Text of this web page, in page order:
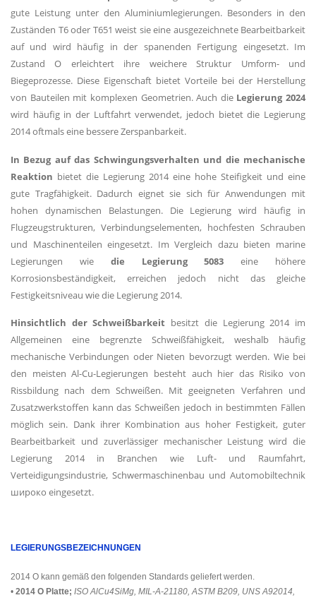
gute Leistung unter den Aluminiumlegierungen. Besonders in den
Zuständen T6 oder T651 weist sie eine ausgezeichnete Bearbeitbarkeit
auf und wird häufig in der spanenden Fertigung eingesetzt. Im
Zustand O erleichtert ihre weichere Struktur Umform- und
Biegeprozesse. Diese Eigenschaft bietet Vorteile bei der Herstellung
von Bauteilen mit komplexen Geometrien. Auch die Legierung 2024
wird häufig in der Luftfahrt verwendet, jedoch bietet die Legierung
2014 oftmals eine bessere Zerspanbarkeit.
In Bezug auf das Schwingungsverhalten und die mechanische
Reaktion bietet die Legierung 2014 eine hohe Steifigkeit und eine
gute Tragfähigkeit. Dadurch eignet sie sich für Anwendungen mit
hohen dynamischen Belastungen. Die Legierung wird häufig in
Flugzeugstrukturen, Verbindungselementen, hochfesten Schrauben
und Maschinenteilen eingesetzt. Im Vergleich dazu bieten marine
Legierungen wie die Legierung 5083 eine höhere
Korrosionsbeständigkeit, erreichen jedoch nicht das gleiche
Festigkeitsniveau wie die Legierung 2014.
Hinsichtlich der Schweißbarkeit besitzt die Legierung 2014 im
Allgemeinen eine begrenzte Schweißfähigkeit, weshalb häufig
mechanische Verbindungen oder Nieten bevorzugt werden. Wie bei
den meisten Al-Cu-Legierungen besteht auch hier das Risiko von
Rissbildung nach dem Schweißen. Mit geeigneten Verfahren und
Zusatzwerkstoffen kann das Schweißen jedoch in bestimmten Fällen
möglich sein. Dank ihrer Kombination aus hoher Festigkeit, guter
Bearbeitbarkeit und zuverlässiger mechanischer Leistung wird die
Legierung 2014 in Branchen wie Luft- und Raumfahrt,
Verteidigungsindustrie, Schwermaschinenbau und Automobiltechnik
широко eingesetzt.
LEGIERUNGSBEZEICHNUNGEN
2014 O kann gemäß den folgenden Standards geliefert werden.
• 2014 O Platte; ISO AlCu4SiMg, MIL-A-21180, ASTM B209, UNS A92014,